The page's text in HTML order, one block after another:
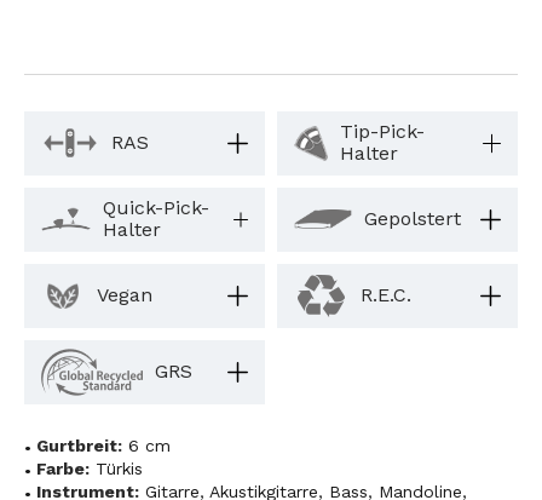
RAS
Tip-Pick-
Halter
Quick-Pick-
Halter
Gepolstert
Vegan R.E.C.
GRS
Gurtbreit: 6 cm
Farbe: Türkis
Instrument: Gitarre, Akustikgitarre, Bass, Mandoline,